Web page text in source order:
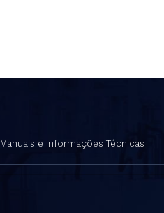
Manuais e Informações Técnicas